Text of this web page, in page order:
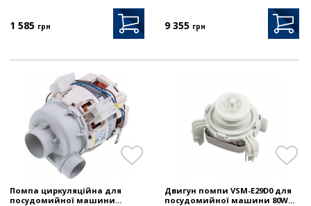
1 585 грн 9 355 грн
Помпа циркуляційна для
посудомийної машини...
Двигун помпи VSM-E29D0 для
посудомийної машини 80W...